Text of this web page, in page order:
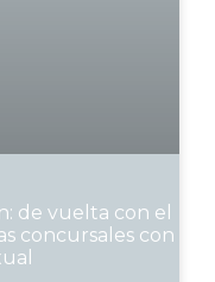
de vuelta con el
concursales con